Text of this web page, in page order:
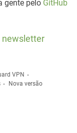
gente pelo GitHub
newsletter
VPN
Nova versão